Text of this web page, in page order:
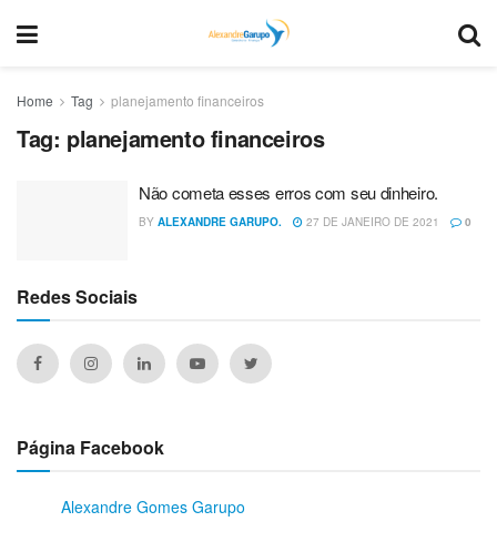
Home Tag planejamento financeiros
Tag: planejamento financeiros
Não cometa esses erros com seu dinheiro.
BY ALEXANDRE GARUPO. 27 DE JANEIRO DE 2021 0
Redes Sociais
Página Facebook
Alexandre Gomes Garupo